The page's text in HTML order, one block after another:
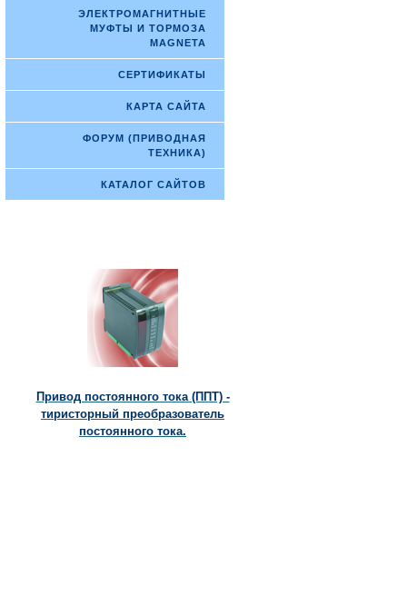
ЭЛЕКТРОМАГНИТНЫЕ
МУФТЫ И ТОРМОЗА
MAGNETA
СЕРТИФИКАТЫ
КАРТА САЙТА
ФОРУМ (ПРИВОДНАЯ
ТЕХНИКА)
КАТАЛОГ САЙТОВ
Привод постоянного тока (ППТ) -
тиристорный преобразователь
постоянного тока.